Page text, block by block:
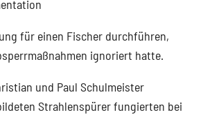
für einen Fischer durchführen,
ignoriert hatte.
und Paul Schulmeister
Strahlenspürer fungierten bei